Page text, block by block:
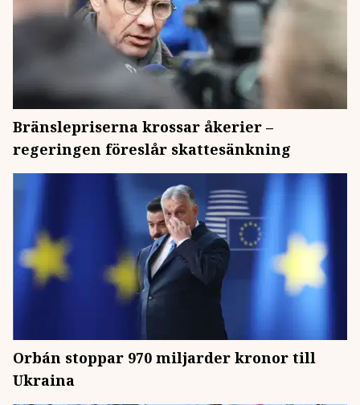
Bränslepriserna krossar åkerier –
regeringen föreslår skattesänkning
Orbán stoppar 970 miljarder kronor till
Ukraina